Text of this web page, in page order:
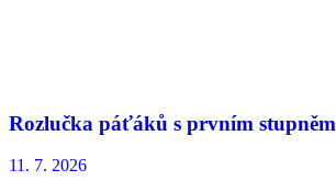
Rozlučka páťáků s prvním stupněm
11. 7. 2026